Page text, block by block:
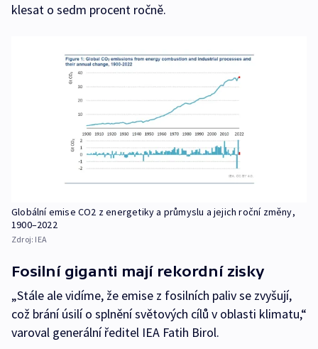
klesat o sedm procent ročně.
Globální emise CO2 z energetiky a průmyslu a jejich roční změny,
1900–2022
Zdroj: IEA
Fosilní giganti mají rekordní zisky
„Stále ale vidíme, že emise z fosilních paliv se zvyšují,
což brání úsilí o splnění světových cílů v oblasti klimatu,“
varoval generální ředitel IEA Fatih Birol.